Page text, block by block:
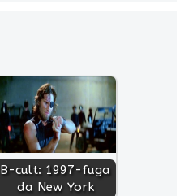
B-cult: 1997-fuga
da New York